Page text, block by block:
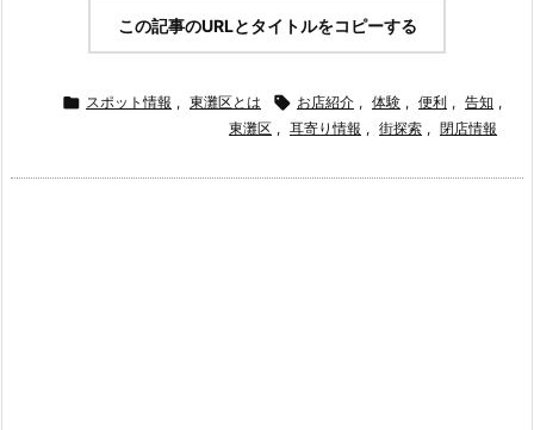
この記事のURLとタイトルをコピーする
 スポット情報 , 東灘区とは  お店紹介 , 体験 , 便利 , 告知 ,
東灘区 , 耳寄り情報 , 街探索 , 閉店情報